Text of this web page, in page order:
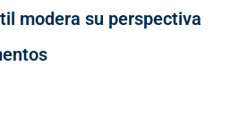
modera su perspectiva